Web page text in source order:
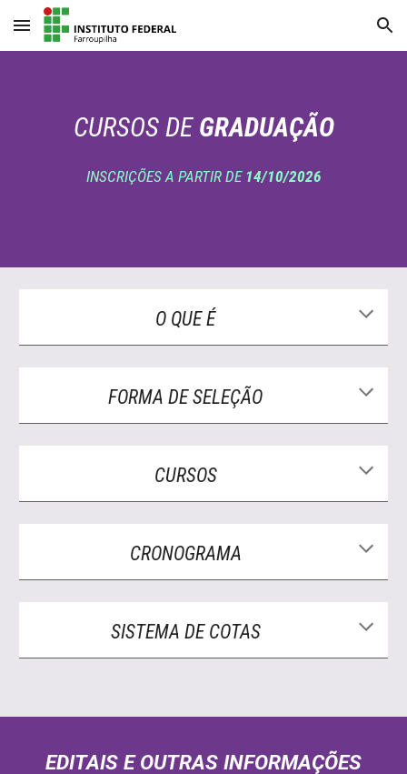
Skip to main content Skip to navigation
CURSOS DEGRADUAÇÃO
INSCRIÇÕES A PARTIR DE 14/10/2026
O QUE É
FORMA DE SELEÇÃO
CURSOS
CRONOGRAMA
SISTEMA DE COTAS
EDITAIS E OUTRAS INFORMAÇÕES